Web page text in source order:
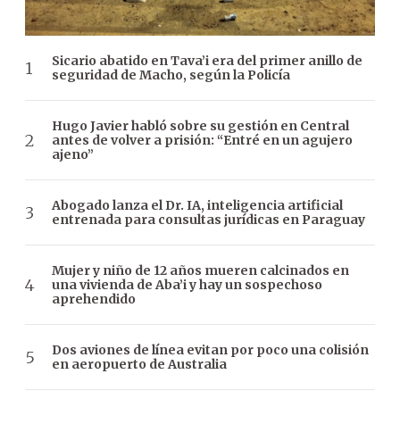
Sicario abatido en Tava’i era del primer anillo de
seguridad de Macho, según la Policía
Hugo Javier habló sobre su gestión en Central
antes de volver a prisión: “Entré en un agujero
ajeno”
Abogado lanza el Dr. IA, inteligencia artificial
entrenada para consultas jurídicas en Paraguay
Mujer y niño de 12 años mueren calcinados en
una vivienda de Aba’i y hay un sospechoso
aprehendido
Dos aviones de línea evitan por poco una colisión
en aeropuerto de Australia